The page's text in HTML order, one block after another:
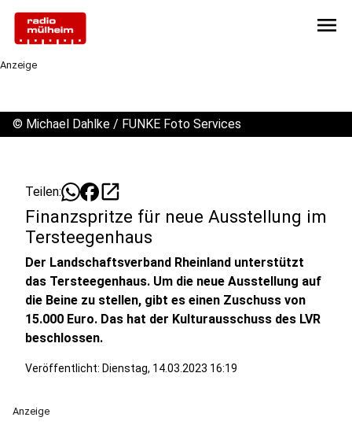
menu
Anzeige
© Michael Dahlke / FUNKE Foto Services
Teilen: open_in_new
Finanzspritze für neue Ausstellung im
Tersteegenhaus
Der Landschaftsverband Rheinland unterstützt
das Tersteegenhaus. Um die neue Ausstellung auf
die Beine zu stellen, gibt es einen Zuschuss von
15.000 Euro. Das hat der Kulturausschuss des LVR
beschlossen.
Veröffentlicht: Dienstag, 14.03.2023 16:19
Anzeige